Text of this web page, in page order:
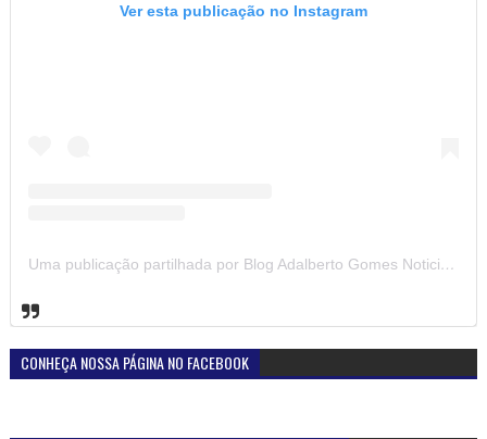
Ver esta publicação no Instagram
Uma publicação partilhada por Blog Adalberto Gomes Noticias (@blogadalbertogomesnoticiass)
CONHEÇA NOSSA PÁGINA NO FACEBOOK